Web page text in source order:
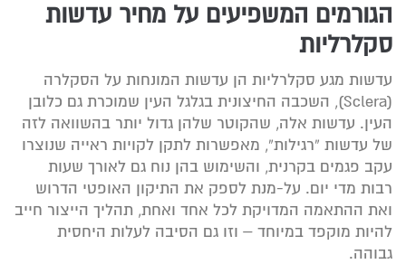
הגורמים המשפיעים על מחיר עדשות
סקלרליות
עדשות מגע סקלרליות הן עדשות המונחות על הסקלרה
(Sclera), השכבה החיצונית בגלגל העין שמוכרת גם כלובן
העין. עדשות אלה, שהקוטר שלהן גדול יותר בהשוואה לזה
של עדשות “רגילות”, מאפשרות לתקן לקויות ראייה שנוצרו
עקב פגמים בקרנית, והשימוש בהן נוח גם לאורך שעות
רבות מדי יום. על-מנת לספק את התיקון האופטי הדרוש
ואת ההתאמה המדויקת לכל אחד ואחת, תהליך הייצור חייב
להיות מוקפד במיוחד – וזו גם הסיבה לעלות היחסית
גבוהה.